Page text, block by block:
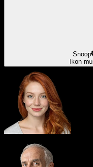
Snoop
Ikon